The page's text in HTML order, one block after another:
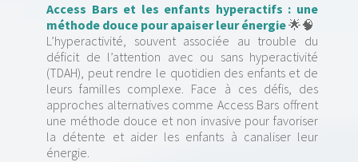
Access Bars et les enfants hyperactifs : une
méthode douce pour apaiser leur énergie🌟🧠
L’hyperactivité, souvent associée au trouble du
déficit de l’attention avec ou sans hyperactivité
(TDAH), peut rendre le quotidien des enfants et de
leurs familles complexe. Face à ces défis, des
approches alternatives comme Access Bars offrent
une méthode douce et non invasive pour favoriser
la détente et aider les enfants à canaliser leur
énergie.